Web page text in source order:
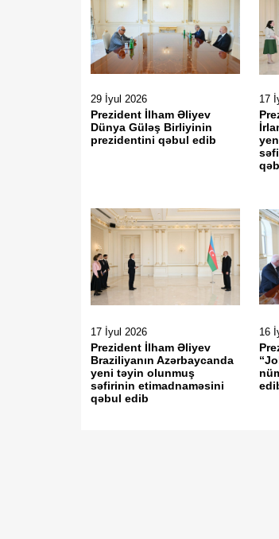
29 İyul 2026
Prezident İlham Əliyev
Dünya Güləş Birliyinin
prezidentini qəbul edib
17
17 İyul 2026
Prezident İlham Əliyev
Braziliyanın Azərbaycanda
yeni təyin olunmuş
səfirinin etimadnaməsini
qəbul edib
16